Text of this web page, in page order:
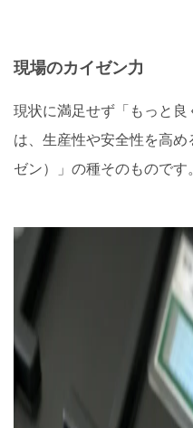
現場のカイゼン力
現状に満足せず「もっと
は、生産性や安全性を高
ゼン）」の種そのものです